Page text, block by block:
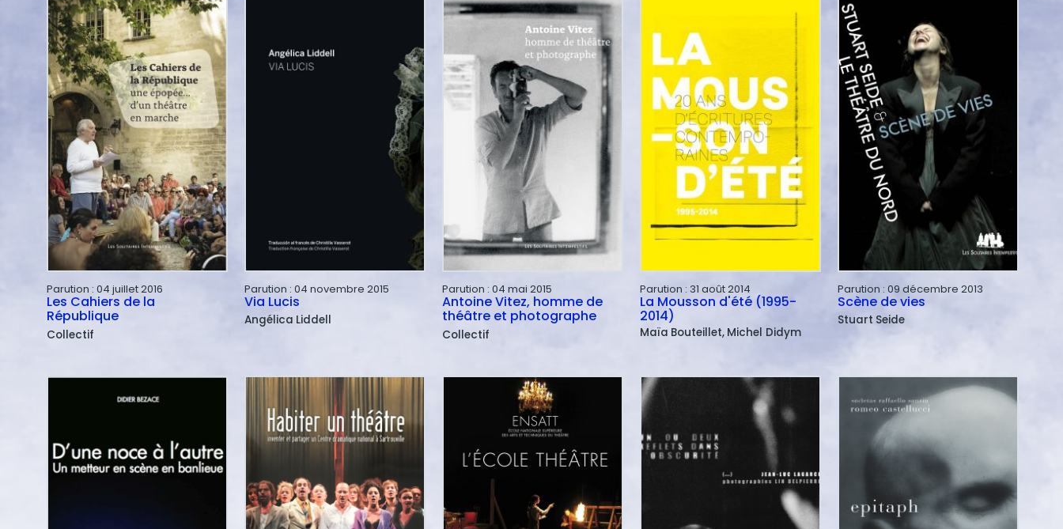
Parution : 04 juillet 2016
Les Cahiers de la
République
Collectif
Parution : 04 novembre 2015
Via Lucis
Angélica Liddell
Parution : 04 mai 2015
Antoine Vitez, homme de
théâtre et photographe
Collectif
Parution : 31 août 2014
La Mousson d'été (1995-
2014)
Maïa Bouteillet Michel Didym
Parution : 09 décembre 2013
Scène de vies
Stuart Seide